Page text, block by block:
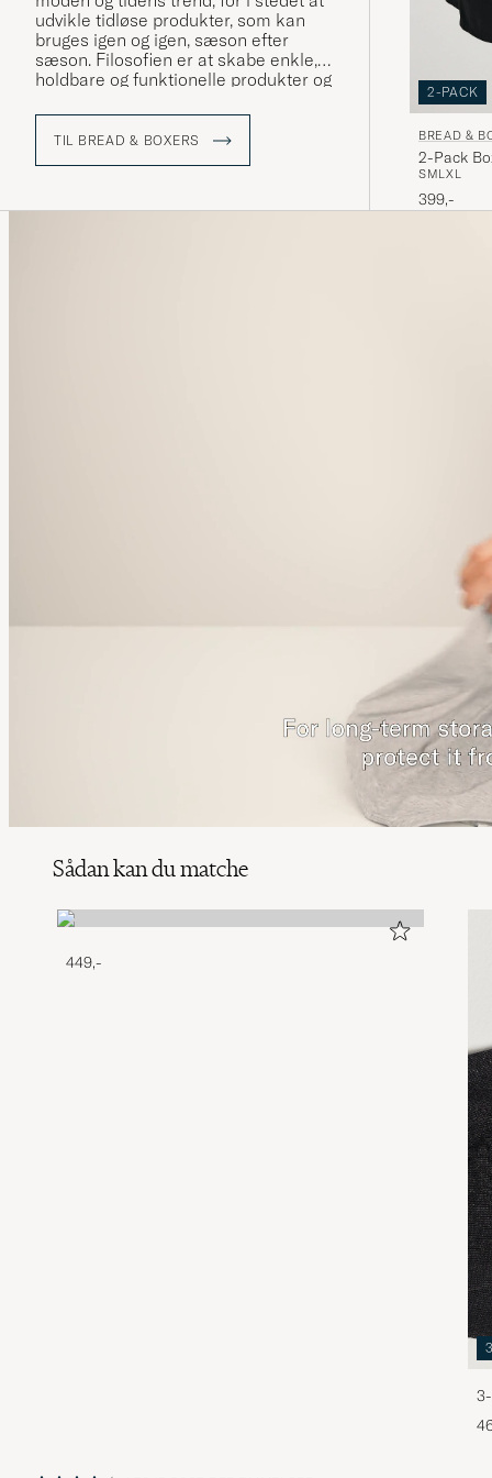
udvikle tidløse produkter, som kan
bruges igen og igen, sæson efter
sæson. Filosofien er at skabe enkle,
holdbare og funktionelle produkter og
TIL BREAD & BOXERS
2-PACK
BREAD &
2-Pack
SMLXL
399,-
Sådan kan du matche
449,-